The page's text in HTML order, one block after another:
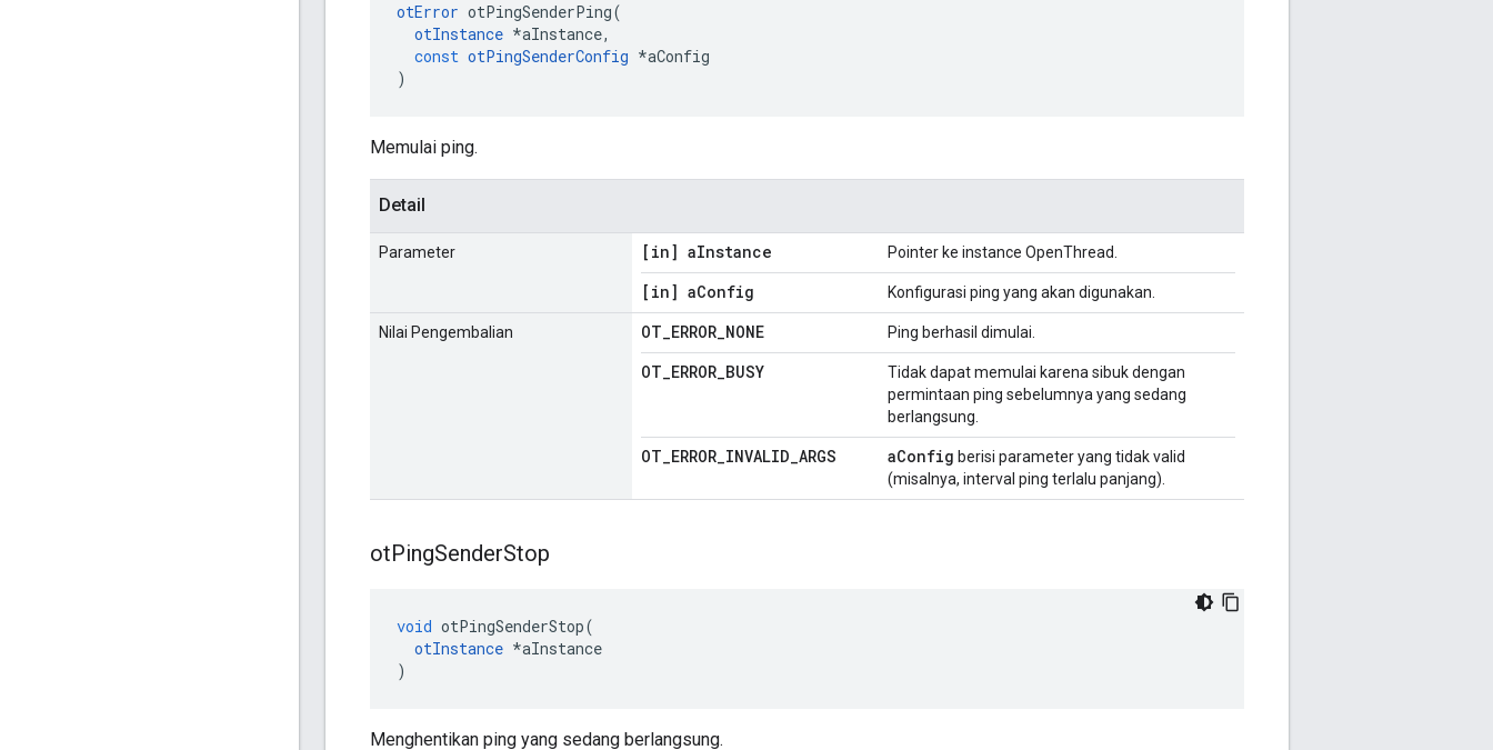
otError otPingSenderPing(
otInstance *aInstance,
const otPingSenderConfig *aConfig
)
Memulai ping.
Detail
Parameter [in] aInstance Pointer ke instance OpenThread.
[in] aConfig Konfigurasi ping yang akan digunakan.
Nilai Pengembalian OT_ERROR_NONE Ping berhasil dimulai.
OT_ERROR_BUSY
Tidak dapat memulai karena sibuk dengan
permintaan ping sebelumnya yang sedang
berlangsung.
OT_ERROR_INVALID_ARGS aConfig berisi parameter yang tidak valid
(misalnya, interval ping terlalu panjang).
otPingSenderStop
void otPingSenderStop(
otInstance *aInstance
)
Menghentikan ping yang sedang berlangsung.